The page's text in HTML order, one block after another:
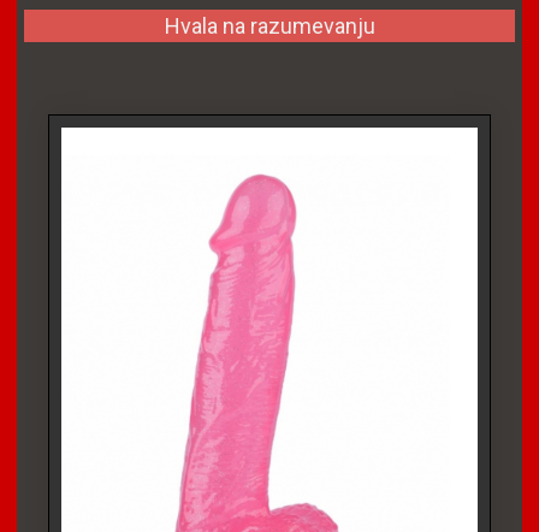
Hvala na razumevanju